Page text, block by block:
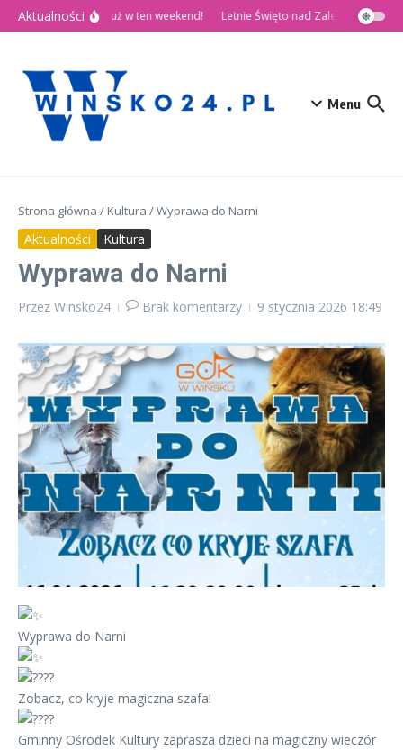
Przejdź do treści
Aktualności
🎉 Dni Wińska 2026 już w ten weekend! Letnie Święto nad Zalewem Słup
Menu
Strona główna / Kultura /Wyprawa do Narni
Aktualności Kultura
Wyprawa do Narni
Przez Winsko24 Brak komentarzy 9 stycznia 2026 18:49
Wyprawa do Narni
Zobacz, co kryje magiczna szafa!
Gminny Ośrodek Kultury zaprasza dzieci na magiczny wieczór